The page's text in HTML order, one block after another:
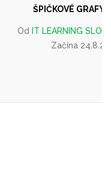
ŠPIČKOVÉ GRAFY
Od IT LEARNING
Začína